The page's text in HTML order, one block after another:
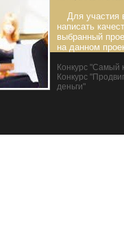
Для участия
написать
выбранный
на данном
Конкурс "Самый
Конкурс
деньги"